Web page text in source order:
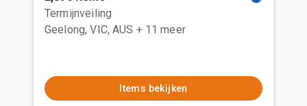
Termijnveiling
Geelong, VIC, AUS + 11 meer
Items bekijken